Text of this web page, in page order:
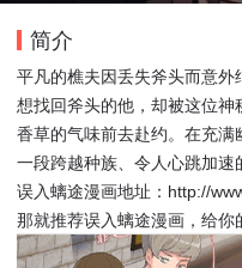
简介
平凡的樵夫因丢失斧头而意
想找回斧头的他，却被这位
香草的气味前去赴约。在充满
一段跨越种族、令人心跳加速
误入螭途漫画地址：http://
那就推荐误入螭途漫画，给你